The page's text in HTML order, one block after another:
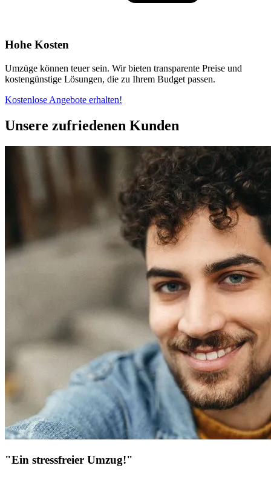
Hohe Kosten
Umzüge können teuer sein. Wir bieten transparente Preise und
kostengünstige Lösungen, die zu Ihrem Budget passen.
Kostenlose Angebote erhalten!
Unsere zufriedenen Kunden
"Ein stressfreier Umzug!"